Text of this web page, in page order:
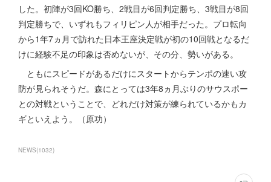
した。初陣が3回KO勝ち、2戦目が6回判定勝ち、3戦目が8回
判定勝ちで、いずれもフィリピン人が相手だった。プロ転向
から1年7ヵ月で訪れた日本王座決定戦が初の10回戦となるだ
けに経験不足の印象は否めないが、その分、勢いがある。
ともにスピードがあるだけにスタートからテンポの速い攻
防が見られそうだ。森にとっては3年8ヵ月ぶりのサウスポー
との対戦ということで、どれだけ対策が練られているかもカ
ギといえよう。（原功）
NEWS(1032)